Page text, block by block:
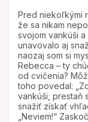
Pred niekoľkými
že sa nikam
svojom vankúši
unavovalo aj
naozaj som si
Rebecca – ty
od cvičenia?
toho povedal:
vankúši, prestaň
snažiť získať
„Neviem!“